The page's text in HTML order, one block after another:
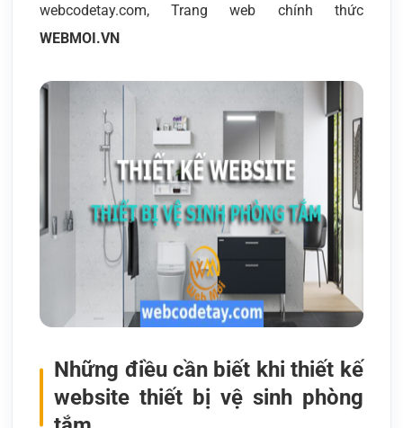
webcodetay.com, Trang web chính thức
WEBMOI.VN
Những điều cần biết khi thiết kế
website thiết bị vệ sinh phòng